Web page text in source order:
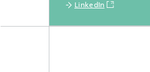
LinkedIn